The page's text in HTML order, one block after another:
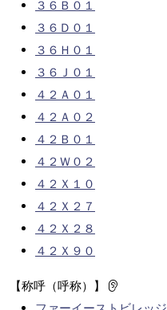
３６Ｂ０１
３６Ｄ０１
３６Ｈ０１
３６Ｊ０１
４２Ａ０１
４２Ａ０２
４２Ｂ０１
４２Ｗ０２
４２Ｘ１０
４２Ｘ２７
４２Ｘ２８
４２Ｘ９０
【称呼（呼称）】